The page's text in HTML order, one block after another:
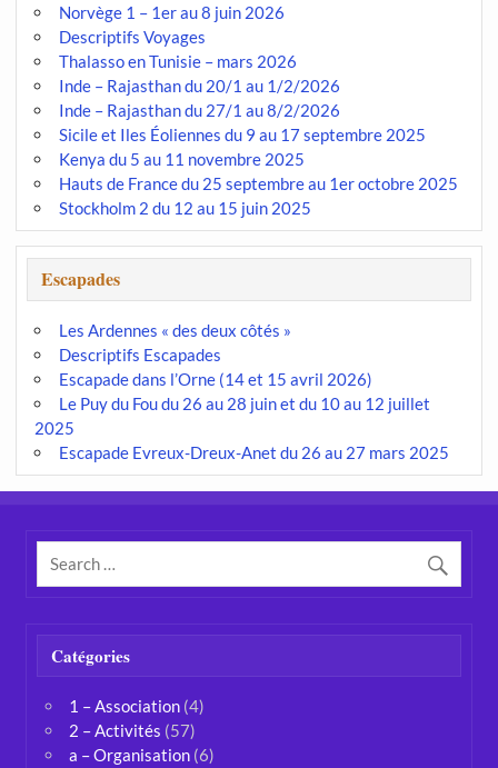
Norvège 1 – 1er au 8 juin 2026
Descriptifs Voyages
Thalasso en Tunisie – mars 2026
Inde – Rajasthan du 20/1 au 1/2/2026
Inde – Rajasthan du 27/1 au 8/2/2026
Sicile et Iles Éoliennes du 9 au 17 septembre 2025
Kenya du 5 au 11 novembre 2025
Hauts de France du 25 septembre au 1er octobre 2025
Stockholm 2 du 12 au 15 juin 2025
Escapades
Les Ardennes « des deux côtés »
Descriptifs Escapades
Escapade dans l’Orne (14 et 15 avril 2026)
Le Puy du Fou du 26 au 28 juin et du 10 au 12 juillet
2025
Escapade Evreux-Dreux-Anet du 26 au 27 mars 2025
Catégories
1 – Association(4)
2 – Activités (57)
a – Organisation(6)